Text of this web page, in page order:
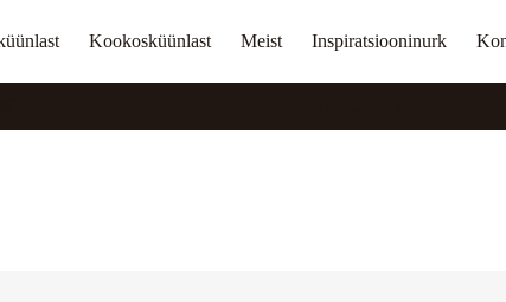
Kookosküünlast Meist Inspiratsiooninurk